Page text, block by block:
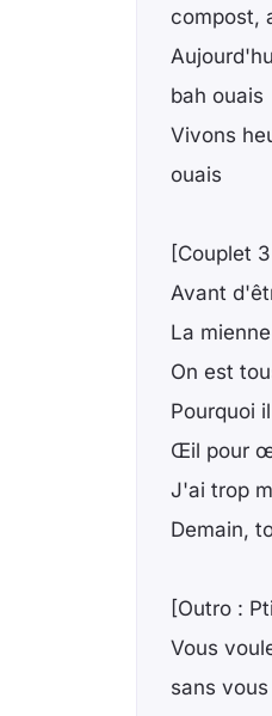
compost,
bah ouais
Vivons
ouais
[Couplet
Avant
La
On est
Pourquoi
Œil pour
J'ai trop
Demain,
[Outro :
Vous
sans vous